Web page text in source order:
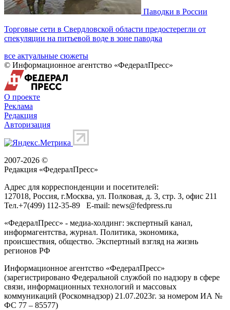
Паводки в России
Торговые сети в Свердловской области предостерегли от
спекуляции на питьевой воде в зоне паводка
все актуальные сюжеты
© Информационное агентство «ФедералПресс»
О проекте
Реклама
Редакция
Авторизация
2007-2026 ©
Редакция «ФедералПресс»
Адрес для корреспонденции и посетителей:
127018, Россия, г.Москва, ул. Полковая, д. 3, стр. 3, офис 211
Тел.+7(499) 112-35-89 E-mail: news@fedpress.ru
«ФедералПресс» - медиа-холдинг: экспертный канал,
информагентства, журнал. Политика, экономика,
происшествия, общество. Экспертный взгляд на жизнь
регионов РФ
Информационное агентство «ФедералПресс»
(зарегистрировано Федеральной службой по надзору в сфере
связи, информационных технологий и массовых
коммуникаций (Роскомнадзор) 21.07.2023г. за номером ИА №
ФС 77 – 85577)